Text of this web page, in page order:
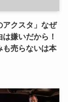
アクスタ」なぜ
嫌いだから！
も売らないは本